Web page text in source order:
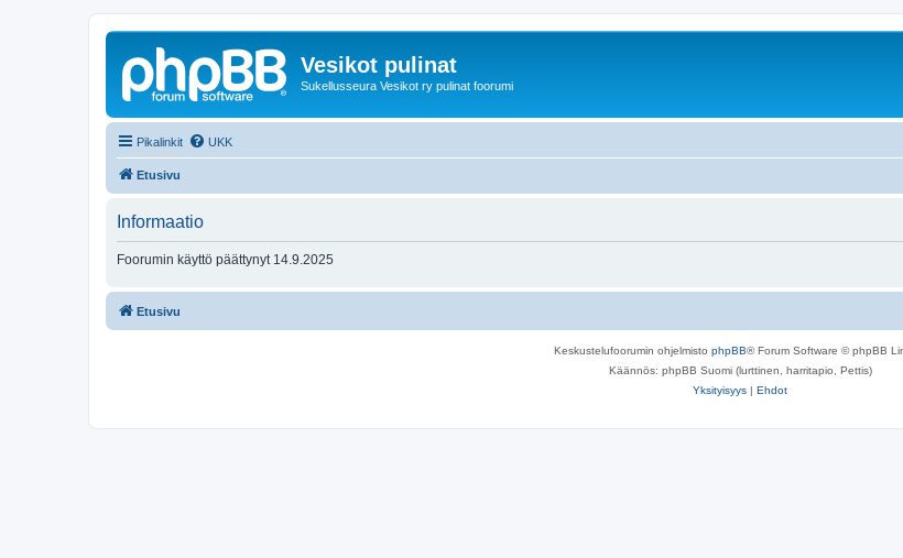
Vesikot pulinat
Sukellusseura Vesikot ry pulinat foorumi
Pikalinkit UKK
Etusivu
Informaatio
Foorumin käyttö päättynyt 14.9.2025
Etusivu
Keskustelufoorumin ohjelmisto phpBB® Forum Software © phpBB
Käännös: phpBB Suomi (lurttinen, harritapio, Pettis)
Yksityisyys | Ehdot